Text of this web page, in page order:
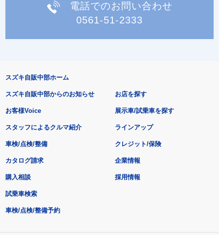
電話でのお問い合わせ
0561-51-2333
スズキ自販中部ホーム
スズキ自販中部からのお知らせ
お客様Voice
スタッフによるクルマ紹介
お店を探す
展示車/試乗車を探す
ラインアップ
車検/点検/整備 クレジット/保険
カタログ請求
購入相談
試乗車検索
車検/点検/整備予約
企業情報
採用情報